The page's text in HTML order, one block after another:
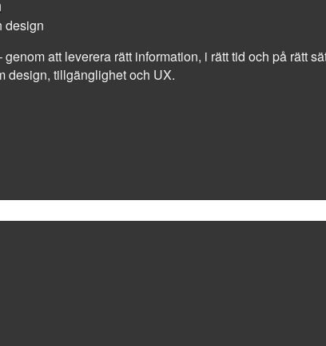
design
att leverera rätt information, i rätt tid och på rätt
design, tillgänglighet och UX.